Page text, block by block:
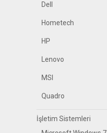
Dell
Hometech
HP
Lenovo
MSI
Quadro
İşletim Sistemleri